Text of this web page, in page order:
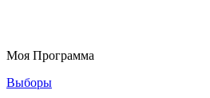
Моя Программа
Выборы